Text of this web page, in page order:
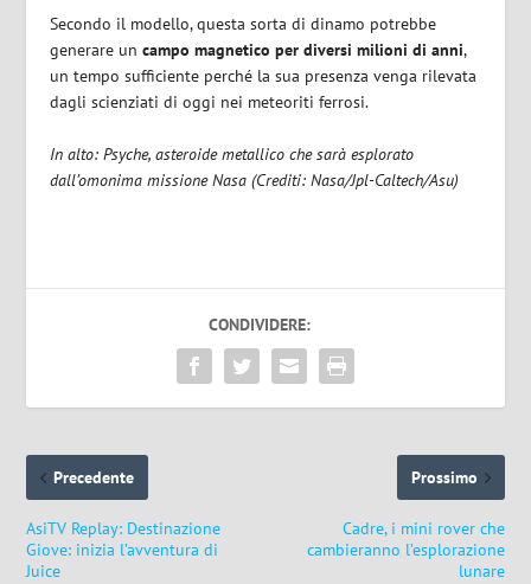
Secondo il modello, questa sorta di dinamo potrebbe
generare uncampo magnetico per diversi milioni di anni,
un tempo sufficiente perché la sua presenza venga rilevata
dagli scienziati di oggi nei meteoriti ferrosi.
In alto: Psyche, asteroide metallico che sarà esplorato
dall’omonima missione Nasa (Crediti: Nasa/Jpl-Caltech/Asu)
CONDIVIDERE:
Precedente
AsiTV Replay: Destinazione
Giove: inizia l’avventura di
Juice
Prossimo
Cadre, i mini rover che
cambieranno l’esplorazione
lunare